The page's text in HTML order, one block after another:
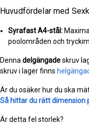
Huvudfördelar med
Syrafast A4-stål:
poolområden och
Denna delgängadeskruv
skruv i lager finns
Är du osäker hur du ska
Så hittar du rätt dimension
Är detta fel storlek?